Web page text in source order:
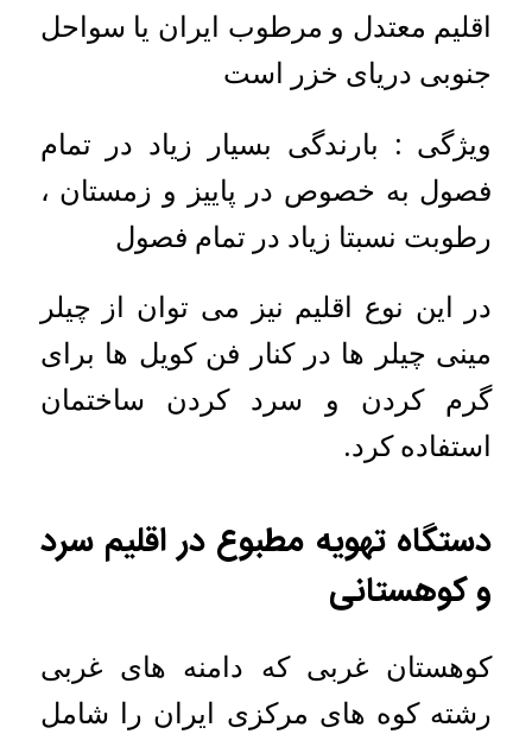
اقلیم معتدل و مرطوب ایران یا سواحل
جنوبی دریای خزر است
ویژگی : بارندگی بسیار زیاد در تمام
فصول به خصوص در پاییز و زمستان ،
رطوبت نسبتا زیاد در تمام فصول
در این نوع اقلیم نیز می توان از چیلر
مینی چیلر ها در کنار فن کویل ها برای
گرم کردن و سرد کردن ساختمان
استفاده کرد.
دستگاه تهویه مطبوع در اقلیم سرد
و کوهستانی
کوهستان غربی که دامنه های غربی
رشته کوه های مرکزی ایران را شامل